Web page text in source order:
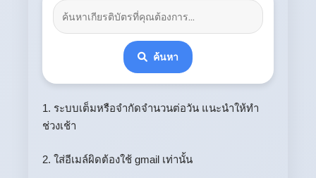
ค้นหา
1. ระบบเต็มหรือจำกัดจำนวนต่อวัน แนะนำให้ทำ
ช่วงเช้า
2. ใส่อีเมล์ผิดต้องใช้ gmail เท่านั้น